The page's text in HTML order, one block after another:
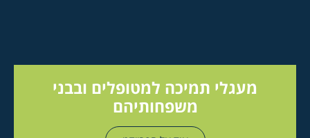
מעגלי תמיכה למטופלים ובבני
משפחותיהם